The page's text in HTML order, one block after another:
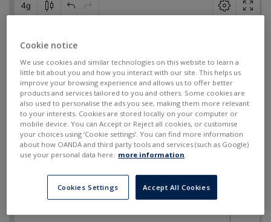
Cookie notice
We use cookies and similar technologies on this website to learn a
little bit about you and how you interact with our site. This helps us
improve your browsing experience and allows us to offer better
products and services tailored to you and others. Some cookies are
also used to personalise the ads you see, making them more relevant
to your interests. Cookies are stored locally on your computer or
mobile device. You can Accept or Reject all cookies, or customise
your choices using ‘Cookie settings’. You can find more information
about how OANDA and third party tools and services (such as Google)
use your personal data here: more information.
Cookies Settings Accept All Cookies